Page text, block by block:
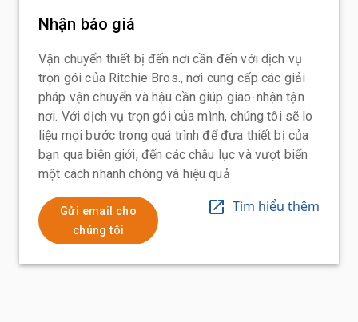
Nhận báo giá
Vận chuyển thiết bị đến nơi cần đến với dịch vụ
trọn gói của Ritchie Bros., nơi cung cấp các giải
pháp vận chuyển và hậu cần giúp giao-nhận tận
nơi. Với dịch vụ trọn gói của mình, chúng tôi sẽ lo
liệu mọi bước trong quá trình để đưa thiết bị của
bạn qua biên giới, đến các châu lục và vượt biển
một cách nhanh chóng và hiệu quả
Gửi email cho
chúng tôi
Tìm hiểu thêm